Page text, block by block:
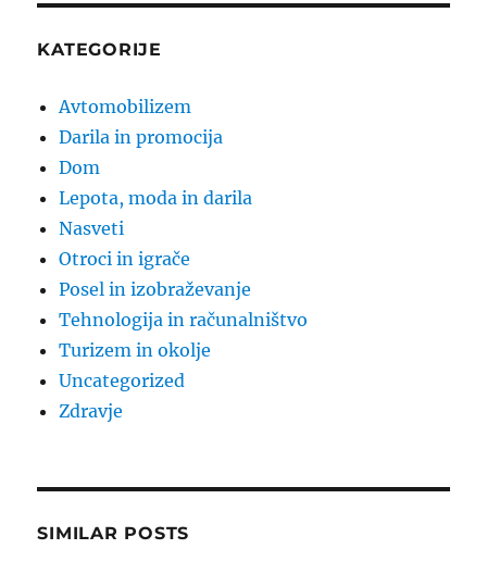
KATEGORIJE
Avtomobilizem
Darila in promocija
Dom
Lepota, moda in darila
Nasveti
Otroci in igrače
Posel in izobraževanje
Tehnologija in računalništvo
Turizem in okolje
Uncategorized
Zdravje
SIMILAR POSTS